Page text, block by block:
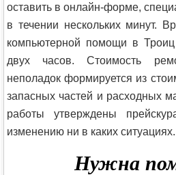
оставить в онлайн-форме,
в течении нескольких минут.
компьютерной помощи в
двух часов. Стоимость
неполадок формируется из
запасных частей и расходных
работы утверждены
изменению ни в каких ситуациях.
Нужна